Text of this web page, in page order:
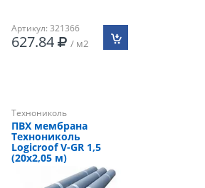
Артикул: 321366
627.84 / м2
Технониколь
ПВХ мембрана
Технониколь
Logicroof V-GR 1,5
(20х2,05 м)